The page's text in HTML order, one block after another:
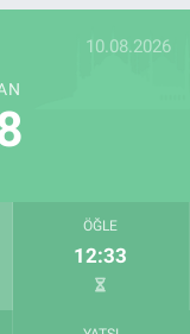
10.08.2026
ÖĞLE
12:33